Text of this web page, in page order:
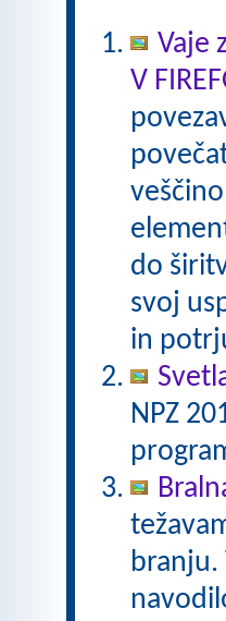
Vaje
V
do
svoj
in
NPZ
branju.